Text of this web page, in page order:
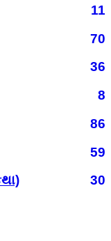
11
70
36
8
86
59
30